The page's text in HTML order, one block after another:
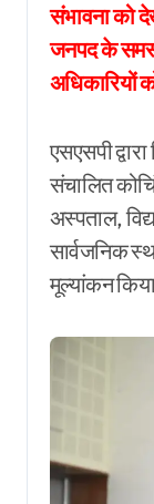
संभावना को
जनपद के
अधिकारियों
एसएसपी
संचालित
अस्पताल,
सार्वजनिक
मूल्यांकन